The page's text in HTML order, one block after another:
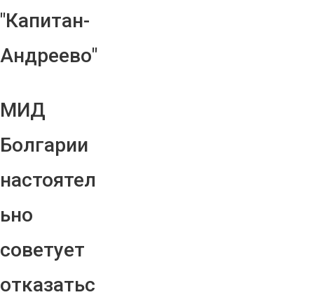
"Капитан-
Андреево"
МИД
Болгарии
настоятел
ьно
советует
отказатьс